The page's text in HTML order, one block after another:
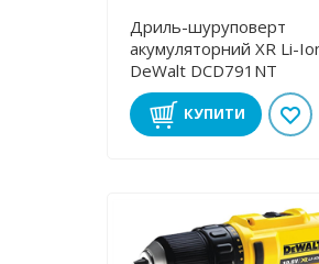
Дриль-шуруповерт
акумуляторний XR Li-
DeWalt DCD791NT
КУПИТИ